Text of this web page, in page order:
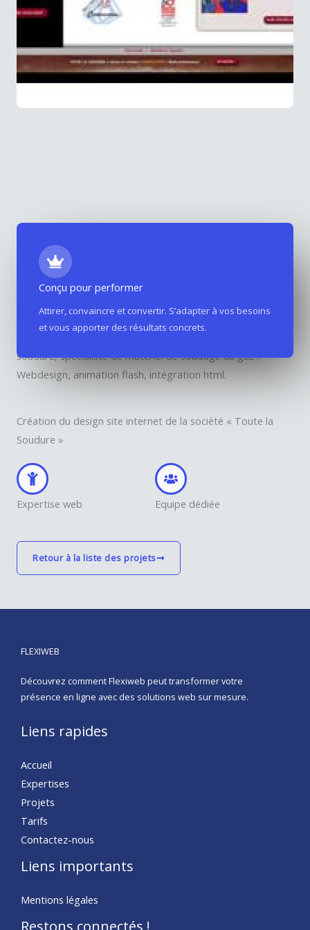
Conçu pour performer
Attirer, convaincre et convertir. S’adapter à vos besoins
et vous apporter des résultats concrets.
Site internet Toute la Soudure
Création du design du site internet pour la société Toute la
soudure, spécialiste de matériel de soudage au gaz ..
Webdesign, animation flash, intégration html.
Création du design site internet de la société « Toute la
Soudure »
Expertise web Equipe dédiée
Retour à la liste des projets
FLEXIWEB
Découvrez comment Flexiweb peut transformer votre
présence en ligne avec des solutions web sur mesure.
Liens rapides
Accueil
Expertises
Projets
Tarifs
Contactez-nous
Liens importants
Mentions légales
Restons connectés !